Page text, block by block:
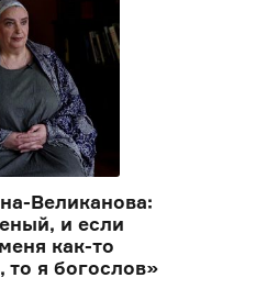
Великанова:
и если
как-то
то я богослов»